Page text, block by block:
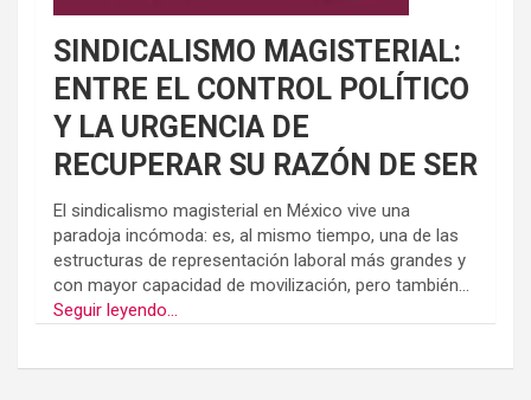
SINDICALISMO MAGISTERIAL:
ENTRE EL CONTROL POLÍTICO
Y LA URGENCIA DE
RECUPERAR SU RAZÓN DE SER
El sindicalismo magisterial en México vive una
paradoja incómoda: es, al mismo tiempo, una de las
estructuras de representación laboral más grandes y
con mayor capacidad de movilización, pero también...
Seguir leyendo...